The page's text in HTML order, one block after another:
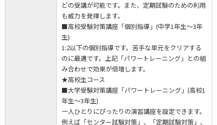
どの受講が可能です。また、定期試験のための利用
も威力を発揮します。
■高校受験対策講座「個別指導」(中学1年生～3年
生)
1:2以下の個別指導です。苦手な単元をクリアする
のに最適です。上記「パワートレーニング」との組
み合わせで効果が倍増します。
★高校生コース
■大学受験対策講座「パワートレーニング」(高校1
年生～3年生)
一人ひとりにぴったりの演習講座を設定できます。
例えば「センター試験対策」、「定期試験対策」、